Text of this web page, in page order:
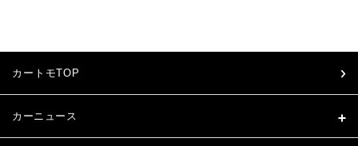
カートモTOP
カーニュース